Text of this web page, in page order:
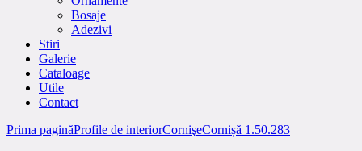
Bosaje
Adezivi
Stiri
Galerie
Cataloage
Utile
Contact
Prima paginăProfile de interiorCornişeCornișă 1.50.283